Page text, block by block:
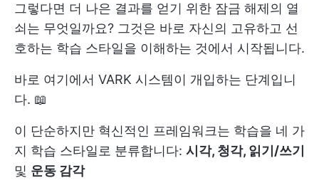
그렇다면 더 나은 결과를 얻기 위한 잠금 해제의 열
쇠는 무엇일까요? 그것은 바로 자신의 고유하고 선
호하는 학습 스타일을 이해하는 것에서 시작됩니다.
바로 여기에서 VARK 시스템이 개입하는 단계입니
다. 📖
이 단순하지만 혁신적인 프레임워크는 학습을 네 가
지 학습 스타일로 분류합니다: 시각, 청각, 읽기/쓰기
및 운동 감각